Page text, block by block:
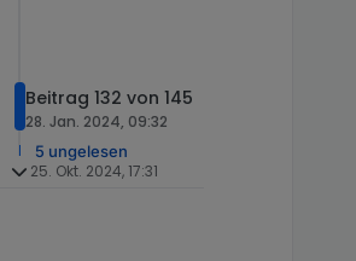
Beitrag 132 von 145
28. Jan. 2024, 09:32
5 ungelesen
25. Okt. 2024, 17:31